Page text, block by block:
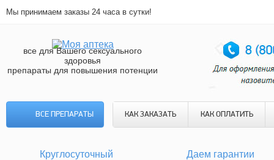
Мы принимаем заказы 24 часа в сутки!
все для Вашего сексуального
здоровья
препараты для повышения потенции
ВСЕ ПРЕПАРАТЫ КАК ЗАКАЗАТЬ КАК ОПЛАТИТЬ
Круглосуточный Даем гарантии